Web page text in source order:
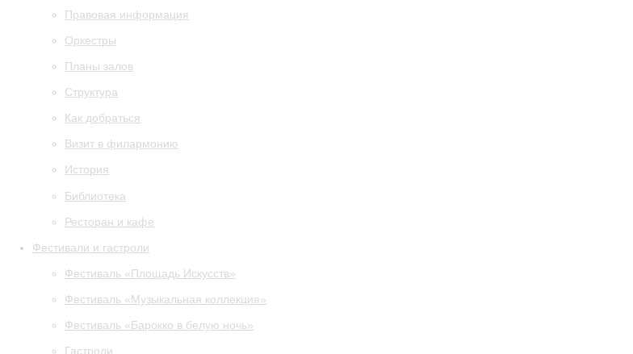
Правовая информация
Оркестры
Планы залов
Структура
Как добраться
Визит в филармонию
История
Библиотека
Ресторан и кафе
Фестивали и гастроли
Фестиваль «Площадь Искусств»
Фестиваль «Музыкальная коллекция»
Фестиваль «Барокко в белую ночь»
Гастроли